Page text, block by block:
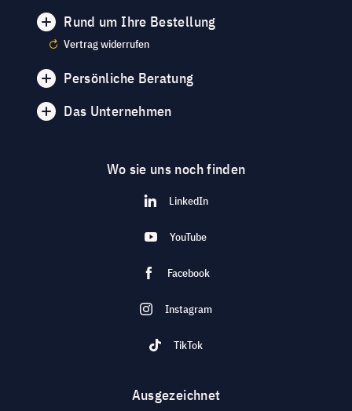
Rund um Ihre Bestellung
Vertrag widerrufen
Persönliche Beratung
Das Unternehmen
Wo sie uns noch finden
LinkedIn
YouTube
Facebook
Instagram
TikTok
Ausgezeichnet